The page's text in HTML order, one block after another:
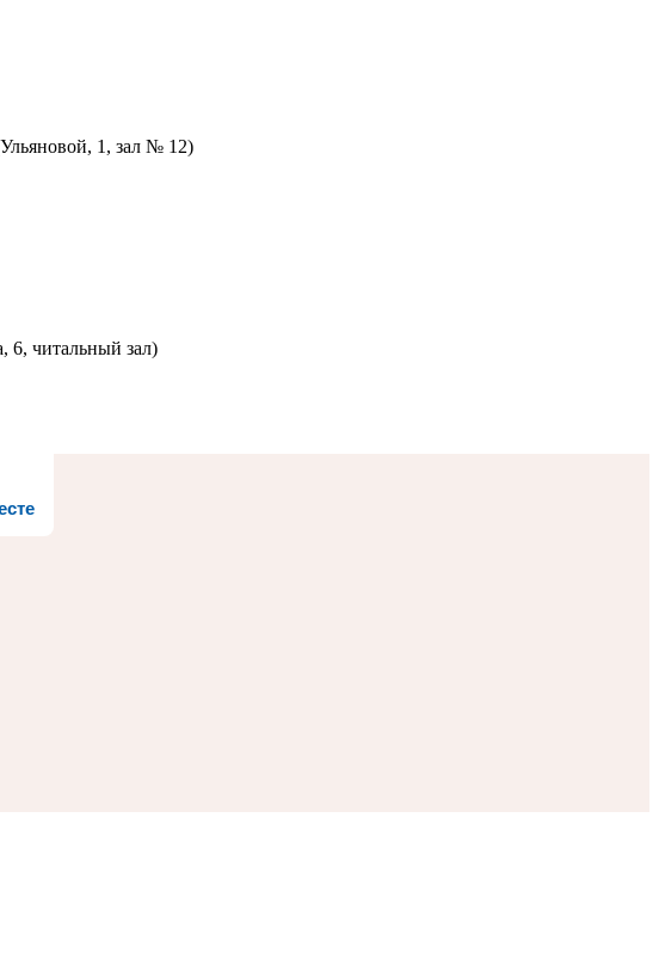
1, зал № 12)
6, читальный зал)